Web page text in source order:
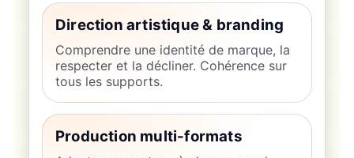
Direction artistique & branding
Comprendre une identité de marque, la
respecter et la décliner. Cohérence sur
tous les supports.
Production multi-formats